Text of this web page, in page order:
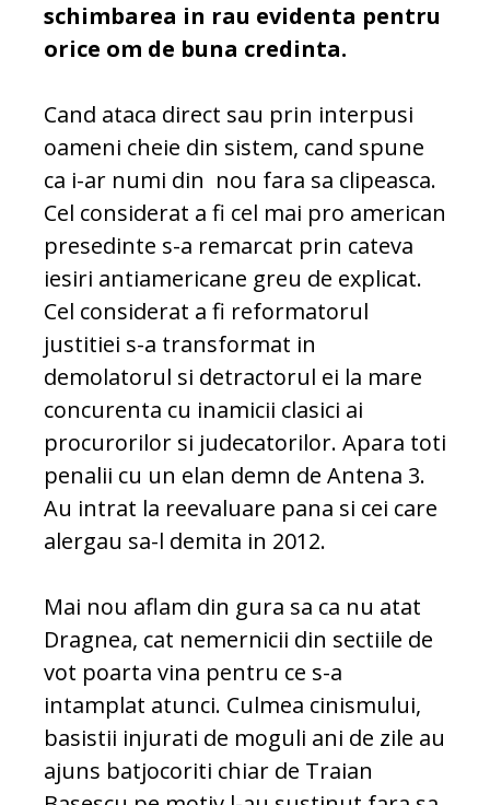
schimbarea in rau evidenta pentru
orice om de buna credinta.
Cand ataca direct sau prin interpusi
oameni cheie din sistem, cand spune
ca i-ar numi din nou fara sa clipeasca.
Cel considerat a fi cel mai pro american
presedinte s-a remarcat prin cateva
iesiri antiamericane greu de explicat.
Cel considerat a fi reformatorul
justitiei s-a transformat in
demolatorul si detractorul ei la mare
concurenta cu inamicii clasici ai
procurorilor si judecatorilor. Apara toti
penalii cu un elan demn de Antena 3.
Au intrat la reevaluare pana si cei care
alergau sa-l demita in 2012.
Mai nou aflam din gura sa ca nu atat
Dragnea, cat nemernicii din sectiile de
vot poarta vina pentru ce s-a
intamplat atunci. Culmea cinismului,
basistii injurati de moguli ani de zile au
ajuns batjocoriti chiar de Traian